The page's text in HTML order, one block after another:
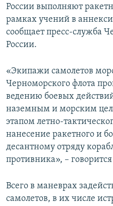
России выполняют
рамках учений в
сообщает пресс-служба
России.
«Экипажи самолетов
Черноморского флота
ведению боевых
наземным и морским
этапом летно-
нанесение ракетного и
десантному отряду
противника», –
Всего в маневрах
самолетов, в их числе